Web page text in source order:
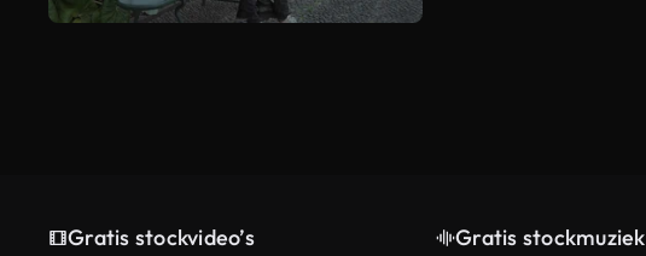
Gratis stockvideo’s Gratis stockmuziek